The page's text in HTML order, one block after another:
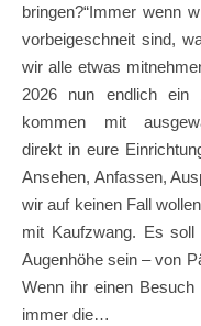
bringen?“Immer wenn
vorbeigeschneit sind,
wir alle etwas
2026 nun endlich ein
kommen mit
direkt in eure
Ansehen, Anfassen,
wir auf keinen Fall
mit Kaufzwang. Es
Augenhöhe sein – von
Wenn ihr einen
immer die…